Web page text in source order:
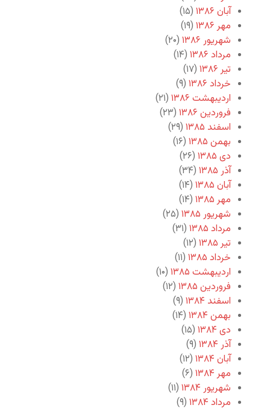
آبان ۱۳۸۶
(۱۵)
مهر ۱۳۸۶
(۱۹)
شهریور ۱۳۸۶
(۲۰)
مرداد ۱۳۸۶
(۱۴)
تیر ۱۳۸۶
(۱۷)
خرداد ۱۳۸۶
(۹)
اردیبهشت ۱۳۸۶
(۲۱)
فروردین ۱۳۸۶
(۲۳)
اسفند ۱۳۸۵
(۲۹)
بهمن ۱۳۸۵
(۱۶)
دی ۱۳۸۵
(۲۶)
آذر ۱۳۸۵
(۳۴)
آبان ۱۳۸۵
(۱۴)
مهر ۱۳۸۵
(۱۴)
شهریور ۱۳۸۵
(۲۵)
مرداد ۱۳۸۵
(۳۱)
تیر ۱۳۸۵
(۱۲)
خرداد ۱۳۸۵
(۱۱)
اردیبهشت ۱۳۸۵
(۱۰)
فروردین ۱۳۸۵
(۱۲)
اسفند ۱۳۸۴
(۹)
بهمن ۱۳۸۴
(۱۴)
دی ۱۳۸۴
(۱۵)
آذر ۱۳۸۴
(۹)
آبان ۱۳۸۴
(۱۲)
مهر ۱۳۸۴
(۶)
شهریور ۱۳۸۴
(۱۱)
مرداد ۱۳۸۴
(۹)